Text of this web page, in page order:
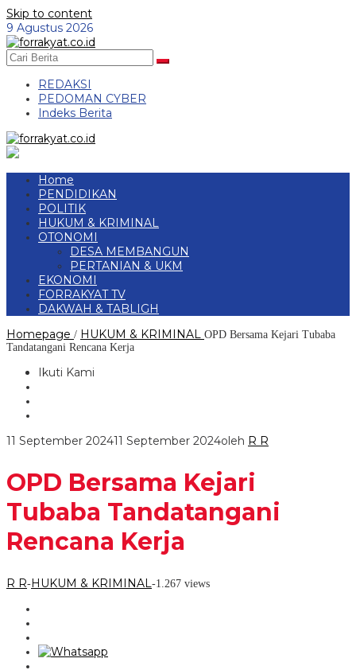
Skip to content
9 Agustus 2026
REDAKSI
PEDOMAN CYBER
Indeks Berita
Home
PENDIDIKAN
POLITIK
HUKUM & KRIMINAL
OTONOMI
DESA MEMBANGUN
PERTANIAN & UKM
EKONOMI
FORRAKYAT TV
DAKWAH & TABLIGH
Homepage / HUKUM & KRIMINAL OPD Bersama Kejari Tubaba
Tandatangani Rencana Kerja
Ikuti Kami
11 September 202411 September 2024oleh R R
OPD Bersama Kejari
Tubaba Tandatangani
Rencana Kerja
R R-HUKUM & KRIMINAL-1.267 views